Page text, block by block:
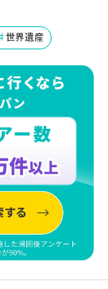
世界遺産